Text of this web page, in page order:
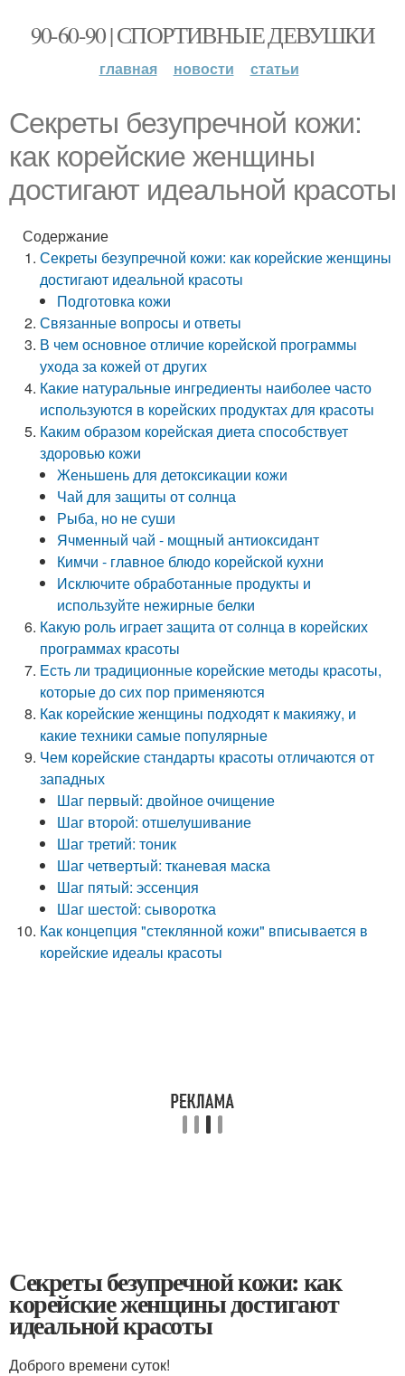
90-60-90 | СПОРТИВНЫЕ ДЕВУШКИ
главная новости статьи
Секреты безупречной кожи:
как корейские женщины
достигают идеальной красоты
Содержание
Секреты безупречной кожи: как корейские женщины
достигают идеальной красоты
Подготовка кожи
Связанные вопросы и ответы
В чем основное отличие корейской программы
ухода за кожей от других
Какие натуральные ингредиенты наиболее часто
используются в корейских продуктах для красоты
Каким образом корейская диета способствует
здоровью кожи
Женьшень для детоксикации кожи
Чай для защиты от солнца
Рыба, но не суши
Ячменный чай - мощный антиоксидант
Кимчи - главное блюдо корейской кухни
Исключите обработанные продукты и
используйте нежирные белки
Какую роль играет защита от солнца в корейских
программах красоты
Есть ли традиционные корейские методы красоты,
которые до сих пор применяются
Как корейские женщины подходят к макияжу, и
какие техники самые популярные
Чем корейские стандарты красоты отличаются от
западных
Шаг первый: двойное очищение
Шаг второй: отшелушивание
Шаг третий: тоник
Шаг четвертый: тканевая маска
Шаг пятый: эссенция
Шаг шестой: сыворотка
Как концепция "стеклянной кожи" вписывается в
корейские идеалы красоты
Секреты безупречной кожи: как
корейские женщины достигают
идеальной красоты
Доброго времени суток!